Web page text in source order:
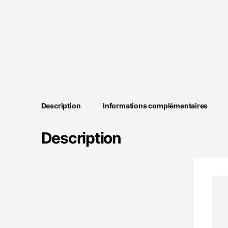
Description Informations complémentaires
Description